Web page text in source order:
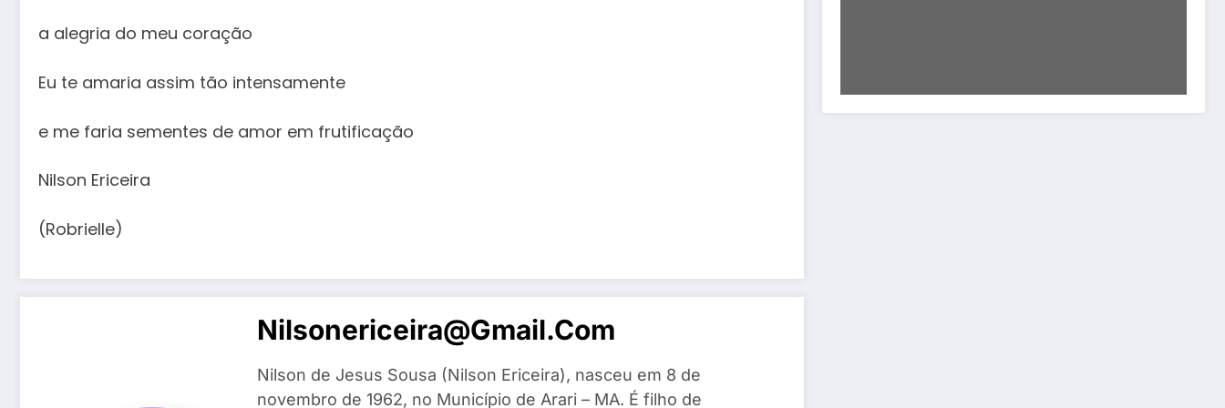
a alegria do meu coração
Eu te amaria assim tão intensamente
e me faria sementes de amor em frutificação
Nilson Ericeira
(Robrielle)
Nilsonericeira@gmail.com
Nilson de Jesus Sousa (Nilson Ericeira), nasceu em 8 de
novembro de 1962, no Município de Arari – MA. É filho de